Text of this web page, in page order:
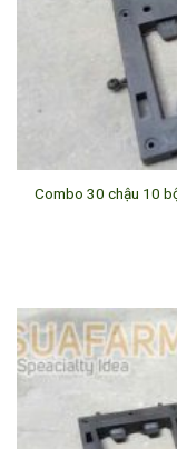
Combo 30 chậu 10